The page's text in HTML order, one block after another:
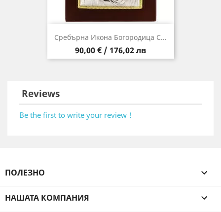
Сребърна Икона Богородица С...
Цена
90,00 € / 176,02 лв
Reviews
Be the first to write your review !
ПОЛЕЗНО 
НАШАТА КОМПАНИЯ 